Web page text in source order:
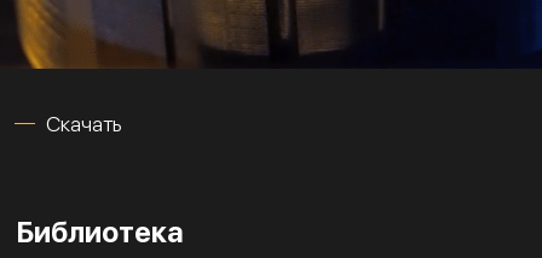
Скачать
Библиотека